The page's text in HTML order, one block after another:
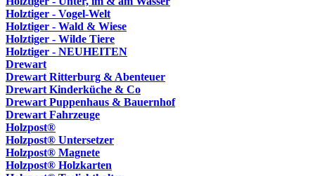
Holztiger - Vogel-Welt
Holztiger - Wald & Wiese
Holztiger - Wilde Tiere
Holztiger - NEUHEITEN
Drewart
Drewart Ritterburg & Abenteuer
Drewart Kinderküche & Co
Drewart Puppenhaus & Bauernhof
Drewart Fahrzeuge
Holzpost®
Holzpost® Untersetzer
Holzpost® Magnete
Holzpost® Holzkarten